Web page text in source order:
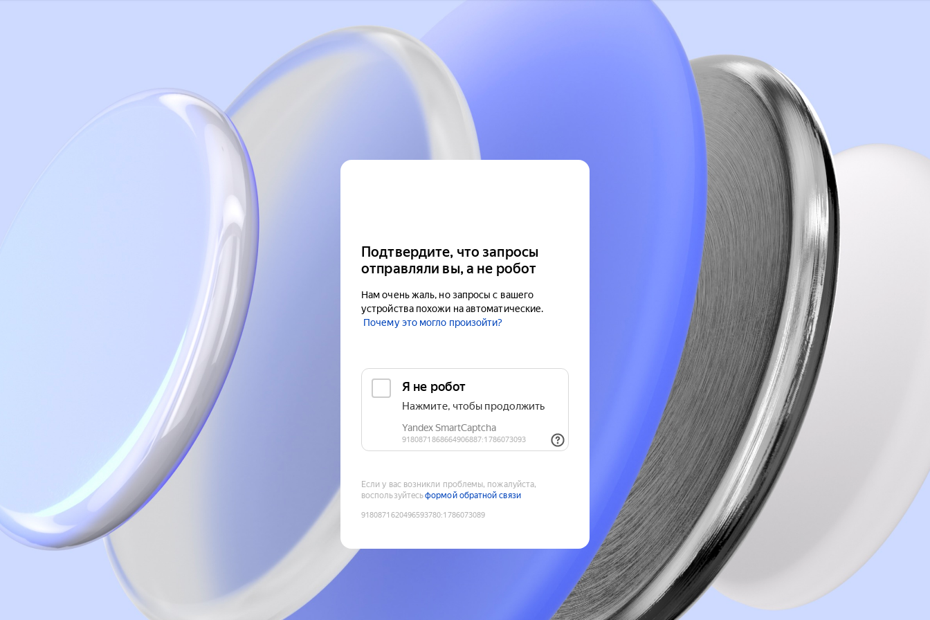
Подтвердите, что запросы
отправляли вы, а не робот
Нам очень жаль, но запросы с вашего
устройства похожи на автоматические.
Почему это могло произойти?
Если у вас возникли проблемы, пожалуйста,
воспользуйтесьформой обратной связи
9180871620496593780:1786073089